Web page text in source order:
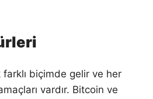
farklı biçimde gelir ve her
vardır. Bitcoin ve